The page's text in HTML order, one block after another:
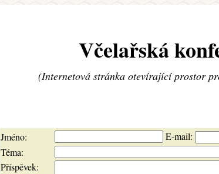
Včelařská
(Internetová stránka otevírající prostor
Jméno:
E-mail:
Téma:
Příspěvek: